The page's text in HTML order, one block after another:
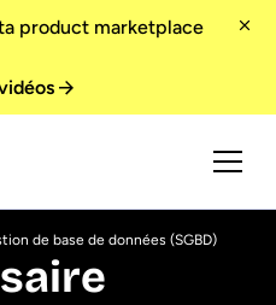
product marketplace
de base de données (SGBD)